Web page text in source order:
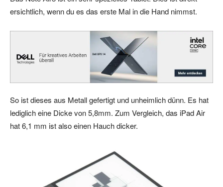
ersichtlich, wenn du es das erste Mal in die Hand nimmst.
So ist dieses aus Metall gefertigt und unheimlich dünn. Es hat
lediglich eine Dicke von 5,8mm. Zum Vergleich, das iPad Air
hat 6,1 mm ist also einen Hauch dicker.